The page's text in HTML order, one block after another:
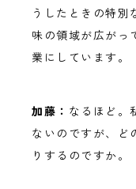
うしたときの特別
味の領域が広がっ
業にしています。
加藤： なるほど。
ないのですが、ど
りするのですか。